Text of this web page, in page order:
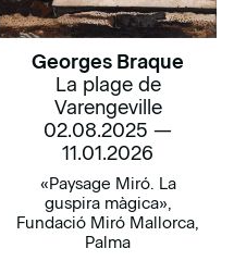
Georges Braque
La plage de
Varengeville
02.08.2025 —
11.01.2026
«Paysage Miró. La
guspira màgica»,
Fundació Miró Mallorca,
Palma